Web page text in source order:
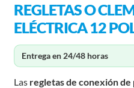
REGLETAS O
ELÉCTRICA 12
Entrega en 24/48 horas
Las regletas de conexión